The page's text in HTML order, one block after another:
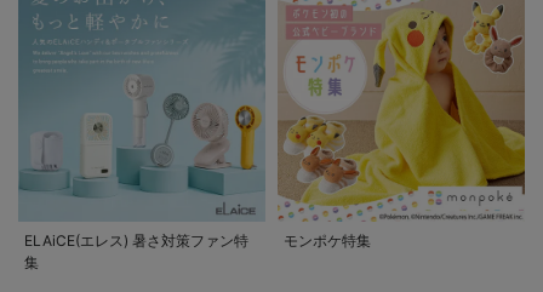
ELAiCE(エレス) 暑さ対策ファン特
集
モンポケ特集